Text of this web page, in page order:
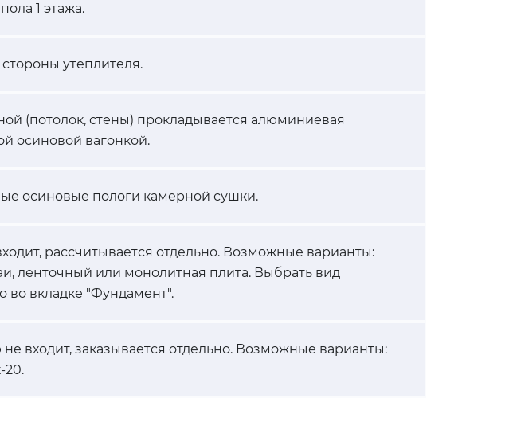
1 этажа.
утеплителя.
(потолок, стены) прокладывается алюминиевая
осиновой вагонкой.
осиновые пологи камерной сушки.
рассчитывается отдельно. Возможные варианты:
ленточный или монолитная плита. Выбрать вид
вкладке "Фундамент".
входит, заказывается отдельно. Возможные варианты:
20.